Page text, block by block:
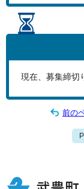
現在、募集締切
前の